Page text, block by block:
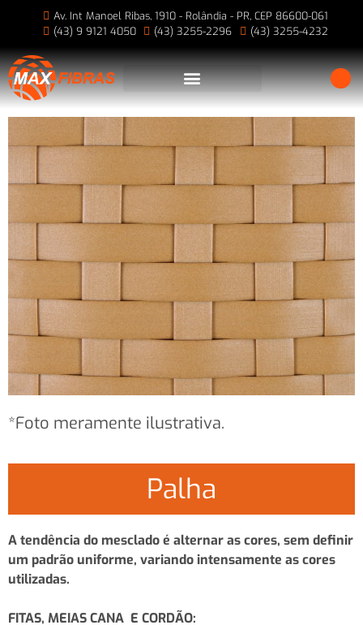
Av. Int Manoel Ribas, 1910 - Rolândia - PR, CEP 86600-061
(43) 9 9121 4050
(43) 3255-2296 (43) 3255-4232
*Foto meramente ilustrativa.
Palha
A tendência do mesclado é alternar as cores, sem definir
um padrão uniforme, variando intensamente as cores
utilizadas.
FITAS, MEIAS CANA E CORDÃO: